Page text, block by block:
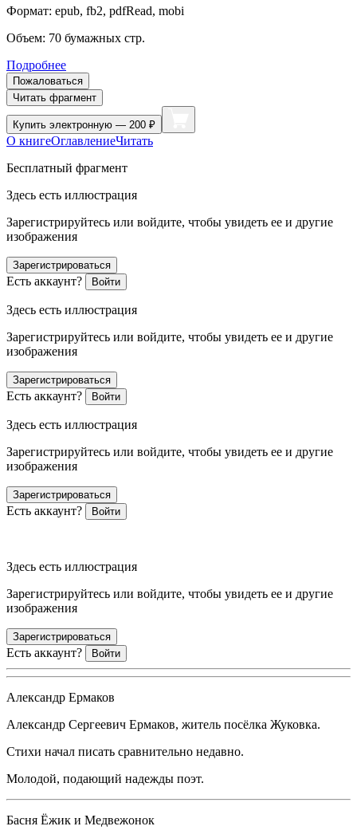
Формат: epub, fb2, pdfRead, mobi
Объем: 70 бумажных стр.
Подробнее
Пожаловаться
Читать фрагмент
Купить электронную — 200 ₽
О книгеОглавлениеЧитать
Бесплатный фрагмент
Здесь есть иллюстрация
Зарегистрируйтесь или войдите, чтобы увидеть ее и другие
изображения
Зарегистрироваться
Есть аккаунт? Войти
Здесь есть иллюстрация
Зарегистрируйтесь или войдите, чтобы увидеть ее и другие
изображения
Зарегистрироваться
Есть аккаунт? Войти
Здесь есть иллюстрация
Зарегистрируйтесь или войдите, чтобы увидеть ее и другие
изображения
Зарегистрироваться
Есть аккаунт? Войти
Здесь есть иллюстрация
Зарегистрируйтесь или войдите, чтобы увидеть ее и другие
изображения
Зарегистрироваться
Есть аккаунт? Войти
Александр Ермаков
Александр Сергеевич Ермаков, житель посёлка Жуковка.
Стихи начал писать сравнительно недавно.
Молодой, подающий надежды поэт.
Басня Ёжик и Медвежонок